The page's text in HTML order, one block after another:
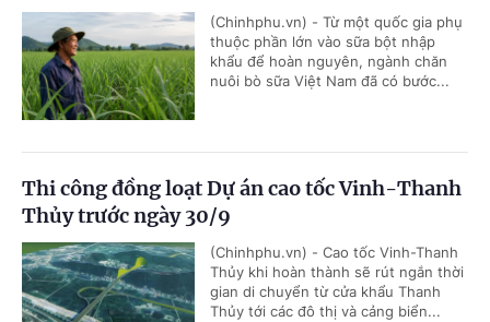
(Chinhphu.vn) - Từ một quốc gia phụ
thuộc phần lớn vào sữa bột nhập
khẩu để hoàn nguyên, ngành chăn
nuôi bò sữa Việt Nam đã có bước...
Thi công đồng loạt Dự án cao tốc Vinh-Thanh
Thủy trước ngày 30/9
(Chinhphu.vn) - Cao tốc Vinh-Thanh
Thủy khi hoàn thành sẽ rút ngắn thời
gian di chuyển từ cửa khẩu Thanh
Thủy tới các đô thị và cảng biển...